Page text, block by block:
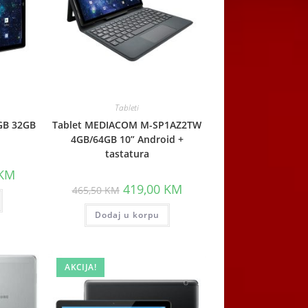
32GB
Tableti
Tablet MEDIACOM M-SP1AZ2TW
4GB/64GB 10” Android +
tastatura
465,50KM Original
price
was:
465,50 KM.
419,00 KMCurrent
price
Dodaj u korpu
AKCIJA!